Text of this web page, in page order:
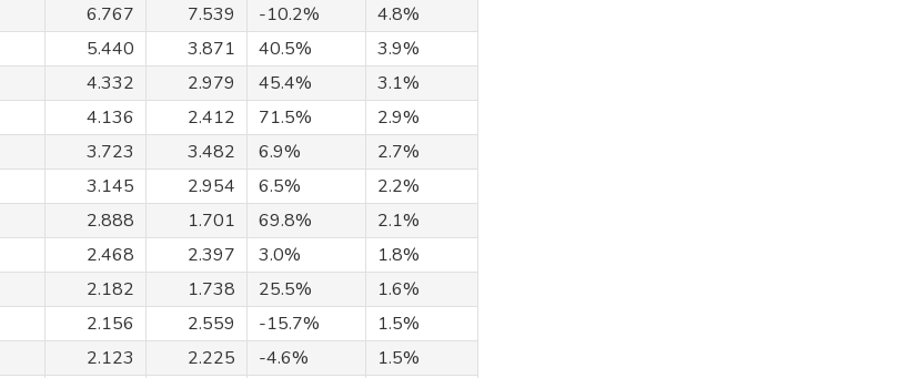
6.767 7.539 -10.2%
4.8%
5.440 3.871 40.5%
3.9%
4.332 2.979 45.4%
3.1%
4.136 2.412 71.5%
2.9%
3.723 3.482 6.9%
2.7%
3.145 2.954 6.5%
2.2%
2.888 1.701 69.8%
2.1%
2.468 2.397 3.0%
1.8%
2.182 1.738 25.5%
1.6%
2.156 2.559 -15.7%
1.5%
2.123 2.225 -4.6%
1.5%